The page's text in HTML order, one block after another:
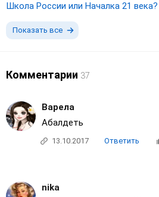
Школа России или Началка 21 века?
Показать все
Комментарии 37
Варела
Абалдеть
13.10.2017 Ответить
nika